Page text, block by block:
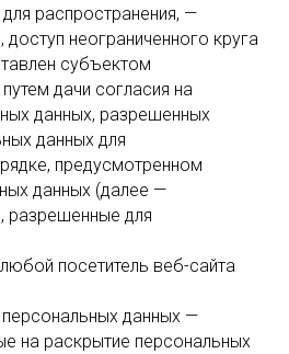
распространения, —
неограниченного круга
субъектом
дачи согласия на
данных, разрешенных
данных для
предусмотренном
данных (далее —
разрешенные для
посетитель веб-сайта
данных —
на раскрытие персональных